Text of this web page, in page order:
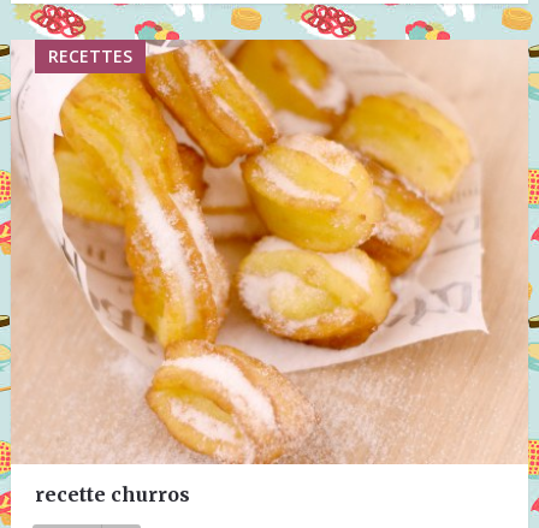
RECETTES
recette churros